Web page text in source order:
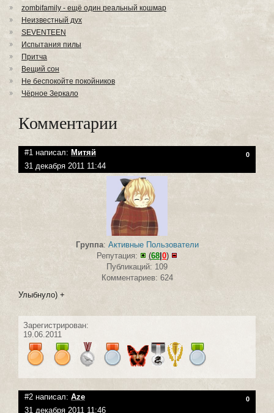
zombifamily - ещё один реальный кошмар
Неизвестный дух
SEVENTEEN
Испытания пилы
Притча
Вещий сон
Не беспокойте покойников
Чёрное Зеркало
Комментарии
#1 написал: Митяй 0
31 декабря 2011 11:44
Группа: Активные Пользователи
Репутация:
(68 0)
Публикаций: 109
Комментариев: 624
Улыбнуло) +
Зарегистрирован:
19.06.2011
#2 написал: Aze 0
31 декабря 2011 11:46